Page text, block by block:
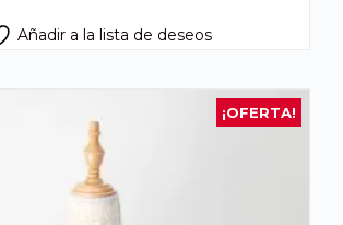
Añadir a la lista de deseos
¡OFERTA!